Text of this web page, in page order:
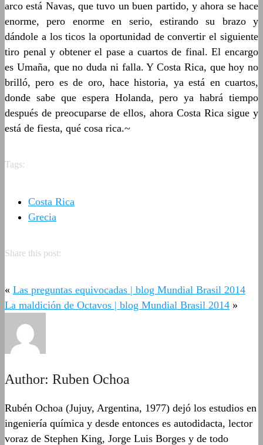
arco está Navas, que tuvo un buen partido, y ahora se hace
enorme, pero enorme en serio, estirando su brazo y
dándole a los ticos la oportunidad de convertir el siguiente
tiro penal y obtener el pase a cuartos de final. El encargo
es Umaña, que no duda ni falla. Y Costa Rica, que hoy no
brilló, pero es de oro, hace historia, ya está en cuartos,
donde sabe que espera Holanda, pero ya habrá tiempo
después de preocuparse de ellos, ahora Costa Rica sigue y
está de fiesta, qué cosa rica.~
Tags:
Costa Rica
Grecia
Share this post:
« Las preguntas equivocadas | blog Mundial Brasil 2014
La maldición de Octavos | blog Mundial Brasil 2014 »
Author: Ruben Ochoa
Rubén Ochoa (Jujuy, Argentina, 1977) dejó los estudios en
ingeniería química y desde entonces es autodidacta, lector
voraz de Stephen King, Jorge Luis Borges y de todo